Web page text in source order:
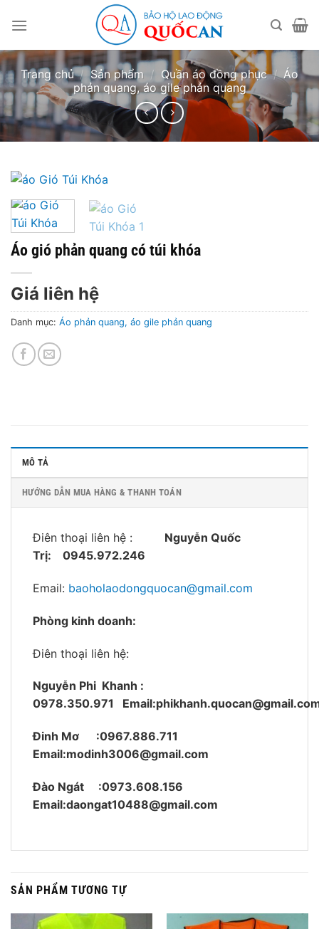
qua
dung
Trang chủ / Sản phẩm / Quần áo đồng phục / Áo
phản quang, áo gile phản quang
Áo gió phản quang có túi khóa
Giá liên hệ
Danh mục: Áo phản quang, áo gile phản quang
MÔ TẢ
HƯỚNG DẪN MUA HÀNG & THANH TOÁN
Điên thoại liên hệ : Nguyễn Quốc
Trị: 0945.972.246
Email: baoholaodongquocan@gmail.com
Phòng kinh doanh:
Điên thoại liên hệ:
Nguyễn Phi Khanh :
0978.350.971
Đinh Mơ :0967.886.711
Email:modinh3006@gmail.com
Đào Ngát :0973.608.156
Email:daongat10488@gmail.com
SẢN PHẨM TƯƠNG TỰ